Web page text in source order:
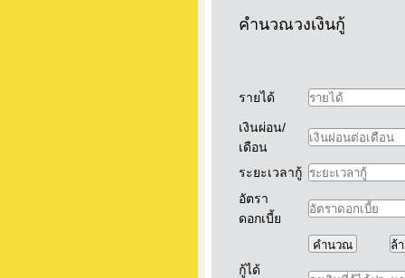
คำนวณวงเงินกู้
รายได้
เงินผ่อน/
เดือน
ระยะเวลากู้
อัตรา
ดอกเบี้ย
กู้ได้